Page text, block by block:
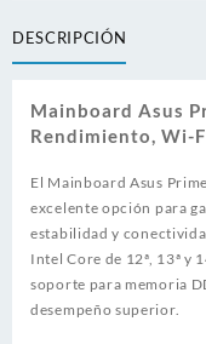
AX6
II
D5
cantidad
DESCRIPCIÓN
Mainboard Asus
Rendimiento, Wi-
El Mainboard Asus
excelente opción para
estabilidad y
Intel Core de 12ª, 13ª y
soporte para memoria
desempeño superior.